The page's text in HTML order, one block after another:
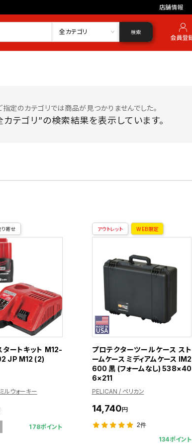
店舗情報
に入り
全カテゴリ 検索
指定のカテゴリでは商品が見つかりませんでした。
カテゴリ”の検索結果を表示しています。
り寄せ
ートキット M12-
JP M12 (2)
ウォーキー
178ポイント
アウトレット WEB限定
プロテクターツールケース スト
ームケース ミディアムケース IM2
600 黒 (フォームなし) 538×40
6×211
PELICAN / ペリカン
14,740円
2件
134ポイント